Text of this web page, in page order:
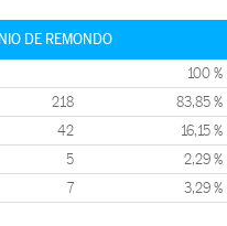
DE REMONDO
100 %
218 83,85 %
42 16,15 %
5 2,29 %
7 3,29 %